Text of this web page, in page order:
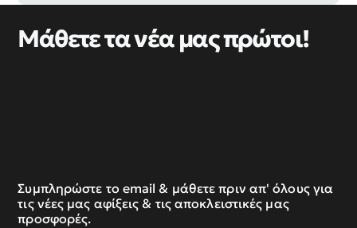
Μάθετε τα νέα μας πρώτοι!
Συμπληρώστε το email & μάθετε πριν απ' όλους για
τις νέες μας αφίξεις & τις αποκλειστικές μας
προσφορές.